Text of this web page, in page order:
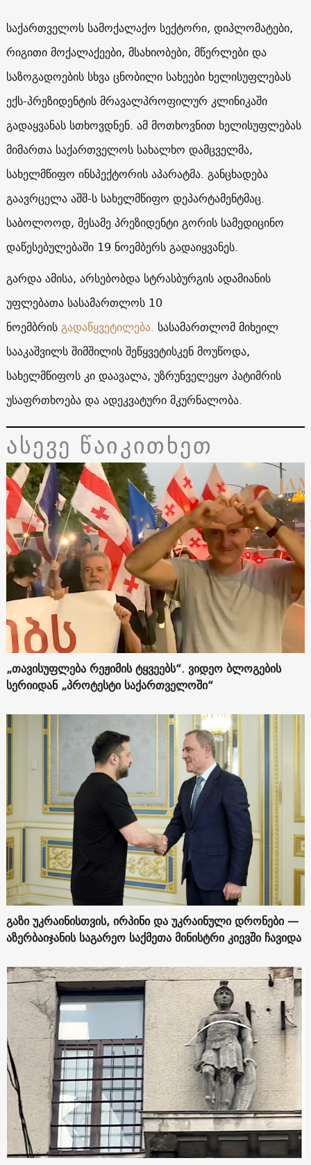
საქართველოს სამოქალაქო სექტორი, დიპლომატები,
რიგითი მოქალაქეები, მსახიობები, მწერლები და
საზოგადოების სხვა ცნობილი სახეები ხელისუფლებას
ექს-პრეზიდენტის მრავალპროფილურ კლინიკაში
გადაყვანას სთხოვდნენ. ამ მოთხოვნით ხელისუფლებას
მიმართა საქართველოს სახალხო დამცველმა,
სახელმწიფო ინსპექტორის აპარატმა. განცხადება
გაავრცელა აშშ-ს სახელმწიფო დეპარტამენტმაც.
საბოლოოდ, მესამე პრეზიდენტი გორის სამედიცინო
დაწესებულებაში 19 ნოემბერს გადაიყვანეს.
გარდა ამისა, არსებობდა სტრასბურგის ადამიანის
უფლებათა სასამართლოს 10
ნოემბრისგადაწყვეტილება. სასამართლომ მიხეილ
სააკაშვილს შიმშილის შეწყვეტისკენ მოუწოდა,
სახელმწიფოს კი დაავალა, უზრუნველეყო პატიმრის
უსაფრთხოება და ადეკვატური მკურნალობა.
ასევე წაიკითხეთ
„თავისუფლება რეჟიმის ტყვეებს“. ვიდეო ბლოგების
სერიიდან „პროტესტი საქართველოში“
გაზი უკრაინისთვის, ირპინი და უკრაინული დრონები —
აზერბაიჯანის საგარეო საქმეთა მინისტრი კიევში ჩავიდა